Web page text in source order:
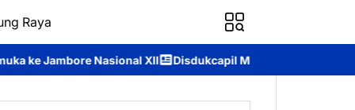
Raya
XII Disdukcapil Murung Raya Raih Nilai IKM 93,84, Bukti